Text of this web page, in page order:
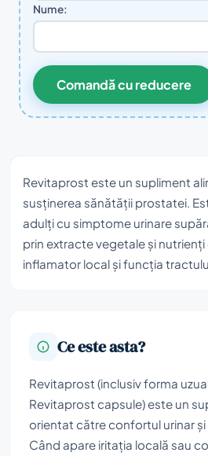
States
Nume:
Comandă cu reducere
Revitaprost este un supliment
susținerea sănătății prostatei.
adulți cu simptome urinare
prin extracte vegetale și nutrienți
inflamator local și funcția
Ce este asta?
Revitaprost (inclusiv forma
Revitaprost capsule) este un
orientat către confortul urinar
Când apare iritația locală sau